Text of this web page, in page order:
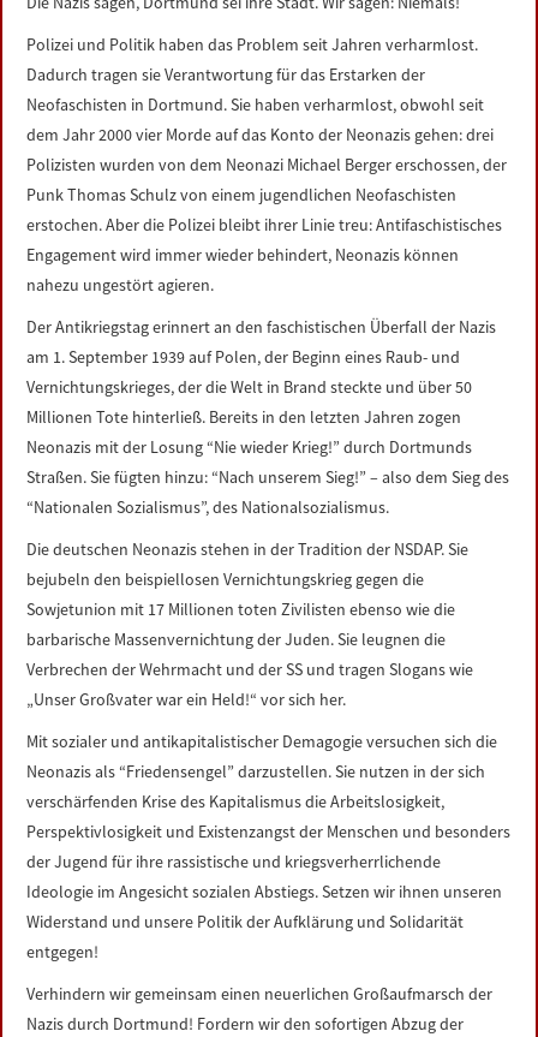
Polizei und Politik haben das Problem seit Jahren verharmlost.
Dadurch tragen sie Verantwortung für das Erstarken der
Neofaschisten in Dortmund. Sie haben verharmlost, obwohl seit
dem Jahr 2000 vier Morde auf das Konto der Neonazis gehen: drei
Polizisten wurden von dem Neonazi Michael Berger erschossen, der
Punk Thomas Schulz von einem jugendlichen Neofaschisten
erstochen. Aber die Polizei bleibt ihrer Linie treu: Antifaschistisches
Engagement wird immer wieder behindert, Neonazis können
nahezu ungestört agieren.
Der Antikriegstag erinnert an den faschistischen Überfall der Nazis
am 1. September 1939 auf Polen, der Beginn eines Raub- und
Vernichtungskrieges, der die Welt in Brand steckte und über 50
Millionen Tote hinterließ. Bereits in den letzten Jahren zogen
Neonazis mit der Losung “Nie wieder Krieg!” durch Dortmunds
Straßen. Sie fügten hinzu: “Nach unserem Sieg!” – also dem Sieg des
“Nationalen Sozialismus”, des Nationalsozialismus.
Die deutschen Neonazis stehen in der Tradition der NSDAP. Sie
bejubeln den beispiellosen Vernichtungskrieg gegen die
Sowjetunion mit 17 Millionen toten Zivilisten ebenso wie die
barbarische Massenvernichtung der Juden. Sie leugnen die
Verbrechen der Wehrmacht und der SS und tragen Slogans wie
„Unser Großvater war ein Held!“ vor sich her.
Mit sozialer und antikapitalistischer Demagogie versuchen sich die
Neonazis als “Friedensengel” darzustellen. Sie nutzen in der sich
verschärfenden Krise des Kapitalismus die Arbeitslosigkeit,
Perspektivlosigkeit und Existenzangst der Menschen und besonders
der Jugend für ihre rassistische und kriegsverherrlichende
Ideologie im Angesicht sozialen Abstiegs. Setzen wir ihnen unseren
Widerstand und unsere Politik der Aufklärung und Solidarität
entgegen!
Verhindern wir gemeinsam einen neuerlichen Großaufmarsch der
Nazis durch Dortmund! Fordern wir den sofortigen Abzug der